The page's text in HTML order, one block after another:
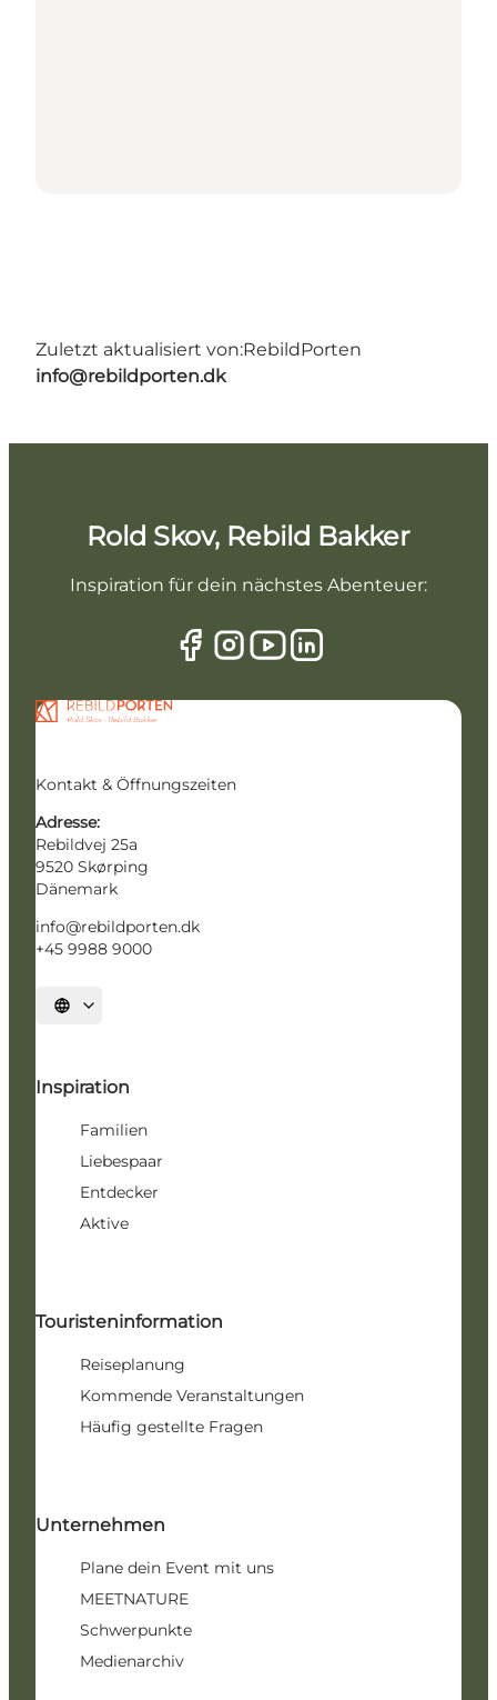
Zuletzt aktualisiert von:RebildPorten
info@rebildporten.dk
Rold Skov, Rebild Bakker
Inspiration für dein nächstes Abenteuer:
Kontakt & Öffnungszeiten
Adresse:
Rebildvej 25a
9520 Skørping
Dänemark
info@rebildporten.dk
+45 9988 9000
Sprache auswählen
Inspiration
Familien
Liebespaar
Entdecker
Aktive
Touristeninformation
Reiseplanung
Kommende Veranstaltungen
Häufig gestellte Fragen
Unternehmen
Plane dein Event mit uns
MEETNATURE
Schwerpunkte
Medienarchiv